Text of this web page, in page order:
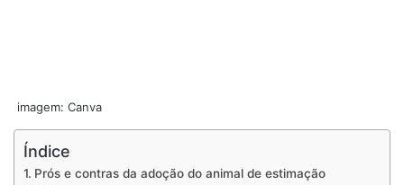
imagem: Canva
Índice
Prós e contras da adoção do animal de estimação